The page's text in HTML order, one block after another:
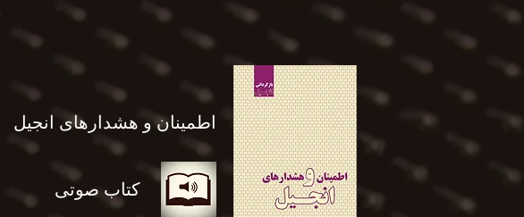
اطمینان و هشدارهای انجیل
کتاب صوتی